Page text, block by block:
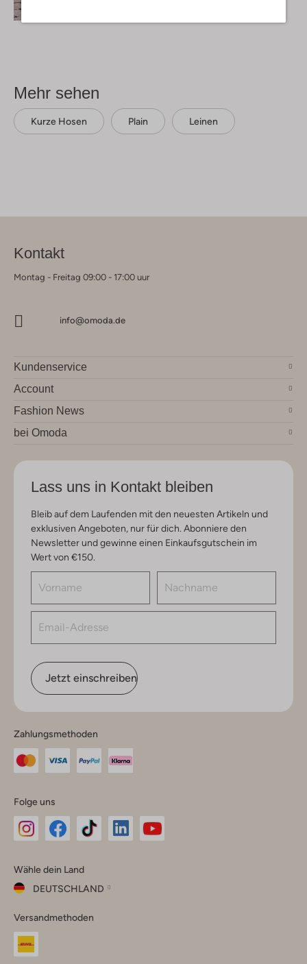
Mehr sehen
Kurze Hosen Plain Leinen
Kontakt
Montag - Freitag 09:00 - 17:00 uur
info@omoda.de
Kundenservice
Account
Fashion News
bei Omoda
Lass uns in Kontakt bleiben
Bleib auf dem Laufenden mit den neuesten Artikeln und
exklusiven Angeboten, nur für dich. Abonniere den
Newsletter und gewinne einen Einkaufsgutschein im
Wert von €150.
Jetzt einschreiben
Zahlungsmethoden
Folge uns
Instagram
Facebook
TikTok
Wähle dein Land
DEUTSCHLAND
dein
Land
Versandmethoden